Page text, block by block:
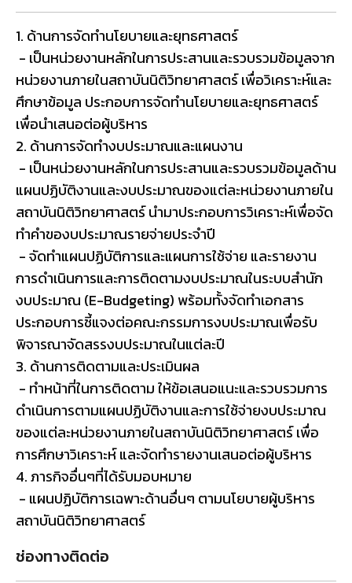
1. ด้านการจัดทำนโยบายและยุทธศาสตร์
- เป็นหน่วยงานหลักในการประสานและรวบรวมข้อมูลจาก
หน่วยงานภายในสถาบันนิติวิทยาศาสตร์ เพื่อวิเคราะห์และ
ศึกษาข้อมูล ประกอบการจัดทำนโยบายและยุทธศาสตร์
เพื่อนำเสนอต่อผู้บริหาร
2. ด้านการจัดทำงบประมาณและแผนงาน
- เป็นหน่วยงานหลักในการประสานและรวบรวมข้อมูลด้าน
แผนปฏิบัติงานและงบประมาณของแต่ละหน่วยงานภายใน
สถาบันนิติวิทยาศาสตร์ นำมาประกอบการวิเคราะห์เพื่อจัด
ทำคำของบประมาณรายจ่ายประจำปี
- จัดทำแผนปฏิบัติการและแผนการใช้จ่าย และรายงาน
การดำเนินการและการติดตามงบประมาณในระบบสำนัก
งบประมาณ (E-Budgeting) พร้อมทั้งจัดทำเอกสาร
ประกอบการชี้แจงต่อคณะกรรมการงบประมาณเพื่อรับ
พิจารณาจัดสรรงบประมาณในแต่ละปี
3. ด้านการติดตามและประเมินผล
- ทำหน้าที่ในการติดตาม ให้ข้อเสนอแนะและรวบรวมการ
ดำเนินการตามแผนปฏิบัติงานและการใช้จ่ายงบประมาณ
ของแต่ละหน่วยงานภายในสถาบันนิติวิทยาศาสตร์ เพื่อ
การศึกษาวิเคราะห์ และจัดทำรายงานเสนอต่อผู้บริหาร
4. ภารกิจอื่นๆที่ได้รับมอบหมาย
- แผนปฏิบัติการเฉพาะด้านอื่นๆ ตามนโยบายผู้บริหาร
สถาบันนิติวิทยาศาสตร์
ช่องทางติดต่อ